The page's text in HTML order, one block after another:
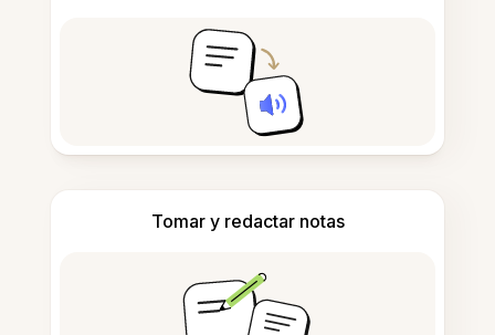
Tomar y redactar notas